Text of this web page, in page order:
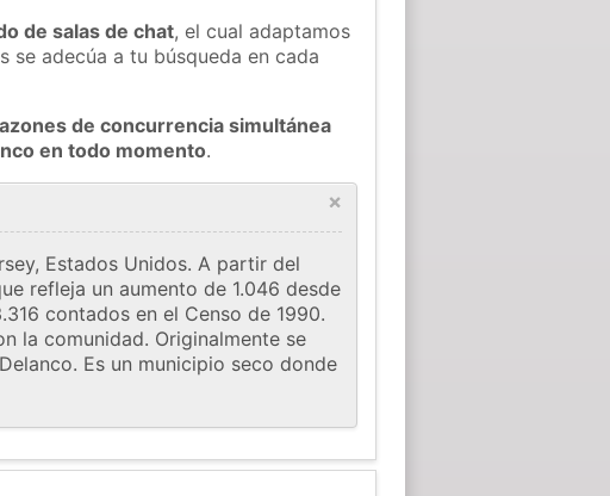
de salas de chat, el cual adaptamos
se adecúa a tu búsqueda en cada
de concurrencia simultánea
en todo momento.
×
Estados Unidos. A partir del
refleja un aumento de 1.046 desde
contados en el Censo de 1990.
la comunidad. Originalmente se
Es un municipio seco donde